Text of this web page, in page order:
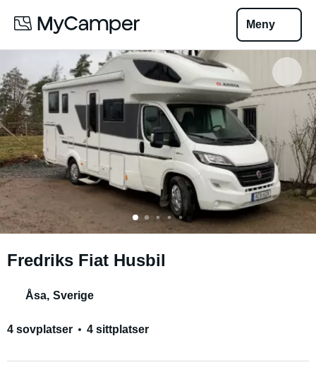
Meny
Fredriks Fiat Husbil
Åsa, Sverige
4 sovplatser 4 sittplatser